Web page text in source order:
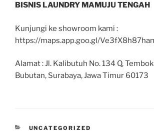
BISNIS LAUNDRY MAMUJU TENGAH
Kunjungi ke showroom kami :
https://maps.app.goo.gl/
Alamat : Jl. Kalibutuh No. 134 Q,
Bubutan, Surabaya, Jawa Timur 60173
UNCATEGORIZED